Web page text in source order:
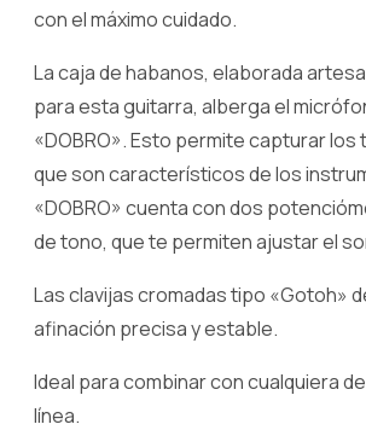
con el máximo cuidado.
La caja de habanos, elaborada
para esta guitarra, alberga el
«DOBRO». Esto permite capturar
que son característicos de los
«DOBRO» cuenta con dos
de tono, que te permiten ajustar el
Las clavijas cromadas tipo «Gotoh»
afinación precisa y estable.
Ideal para combinar con cualquiera
línea.